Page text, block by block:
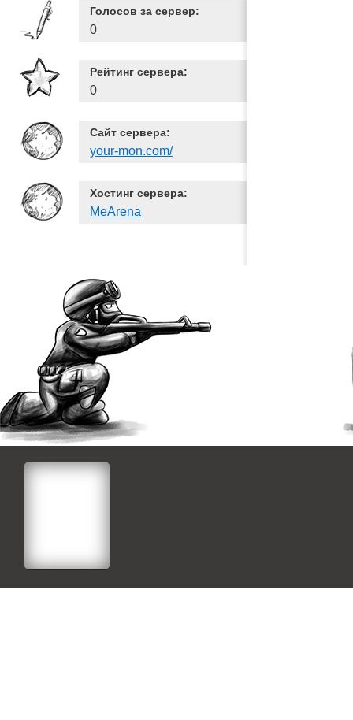
Голосов за сервер:
0
Рейтинг сервера:
0
Сайт сервера:
your-mon.com/
Хостинг сервера:
MeArena